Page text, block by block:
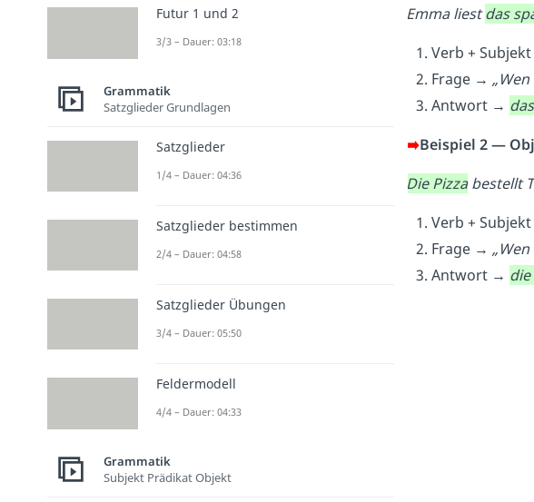
Emma liestdas
Verb +
Frage →
Antwort →
➡️Beispiel 2 —
Die Pizzabestellt
Verb +
Frage →
Antwort → die
Futur 1 und 2
3/3 – Dauer: 03:18
Grammatik
Satzglieder Grundlagen
Satzglieder
1/4 – Dauer: 04:36
Satzglieder bestimmen
2/4 – Dauer: 04:58
Satzglieder Übungen
3/4 – Dauer: 05:50
Feldermodell
4/4 – Dauer: 04:33
Grammatik
Subjekt Prädikat Objekt